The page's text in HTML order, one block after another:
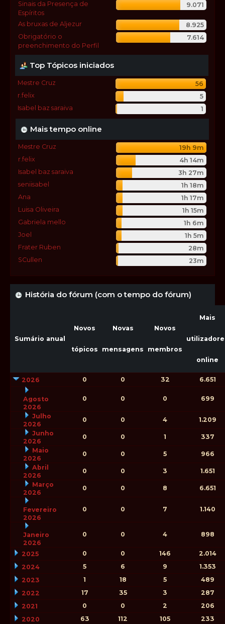
Sinais da Presença de
Espíritos
9.071
As bruxas de Aljezur
8.925
Obrigatório o
preenchimento do Perfil
7.614
Top Tópicos iniciados
Mestre Cruz
56
r.felix
5
Isabel baz saraiva
1
Mais tempo online
Mestre Cruz
19h 9m
r.felix
4h 14m
Isabel baz saraiva
3h 27m
seniisabel
1h 18m
Ana
1h 17m
Luisa Oliveira
1h 15m
Gabriela mello
1h 6m
Joel
1h 5m
Frater Ruben
28m
SCullen
23m
História do fórum (com o tempo do fórum)
Sumário anual
Novos
tópicos
Novas
mensagens
Novos
membros
Mais
online
2026 0 0 32 6.651
Agosto
2026
0 0 0 699
Julho
2026
0 0 4
1.209
Junho
2026
0 0 1
337
Maio
2026
0 0 5
966
Abril
2026
0 0 3
1.651
Março
2026
0 0 8 6.651
Fevereiro
2026
0 0 7 1.140
Janeiro
2026
0 0 4 898
2025 0 0 146
2.014
2024
5 6 9
1.353
2023
1 18 5
489
2022
17 35 3
287
2021
0 0 2
206
2020
63 112 105 233